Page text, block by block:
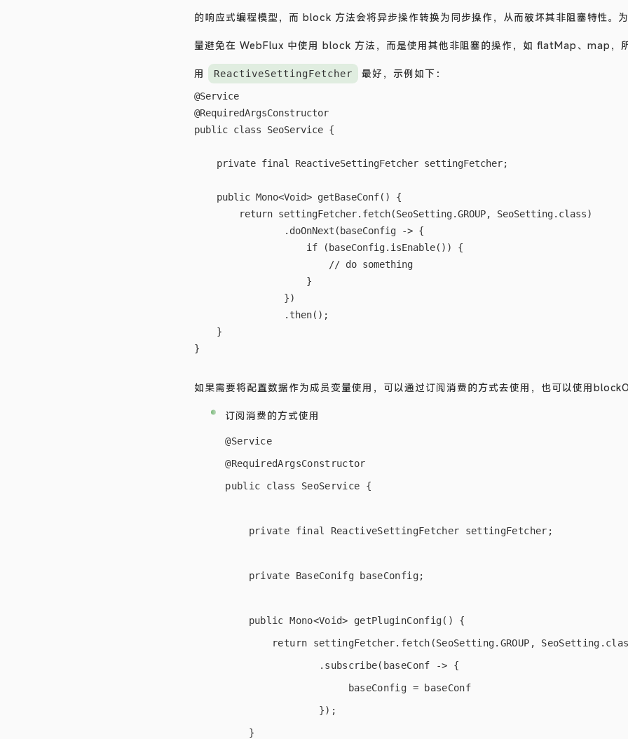
的响应式编程模型，而 block 方法会将异步操作转换为同步操作，从而破坏其非阻塞特性。
量避免在 WebFlux 中使用 block 方法，而是使用其他非阻塞的操作，如 flatMap、map，
用 ReactiveSettingFetcher 最好，示例如下：
@Service
@RequiredArgsConstructor
public class SeoService {
    private final ReactiveSettingFetcher settingFetcher;
    public Mono<Void> getBaseConf() {
        return settingFetcher.fetch(SeoSetting.GROUP, SeoSetting.class)
                .doOnNext(baseConfig -> {
                    if (baseConfig.isEnable()) {
                        // do something
                    }
                })
                .then();
    }
}
如果需要将配置数据作为成员变量使用，可以通过订阅消费的方式去使用，也可以使用
订阅消费的方式使用
@Service
@RequiredArgsConstructor
public class SeoService {
    private final ReactiveSettingFetcher settingFetcher;
    private BaseConifg baseConfig;
    public Mono<Void> getPluginConfig() {
return settingFetcher.fetch(SeoSetting.GROUP,
                .subscribe(baseConf -> {
                     baseConfig = baseConf
                });
    }